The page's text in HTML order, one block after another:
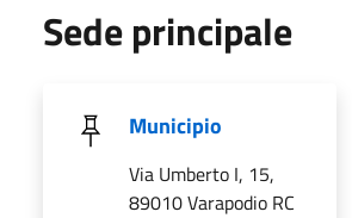
Sede principale
Municipio
Via Umberto I, 15,
89010 Varapodio RC